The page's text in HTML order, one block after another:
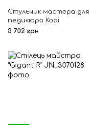
Стульчик мастера для
педикюра Kodi
3 702 грн